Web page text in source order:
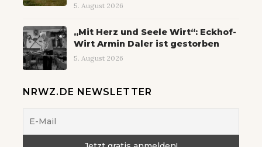
5. August 2026
„Mit Herz und Seele Wirt“: Eckhof-
Wirt Armin Daler ist gestorben
5. August 2026
NRWZ.DE NEWSLETTER